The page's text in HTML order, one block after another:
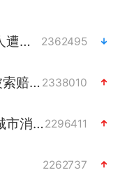
泰交通部副部长回应中国人遭歧视手势 2362495
1岁宝宝碰坏纸巾盒 宝妈被索赔924元 2338010
以“新”破局 首发经济点亮城市消费活力2296411
2262737